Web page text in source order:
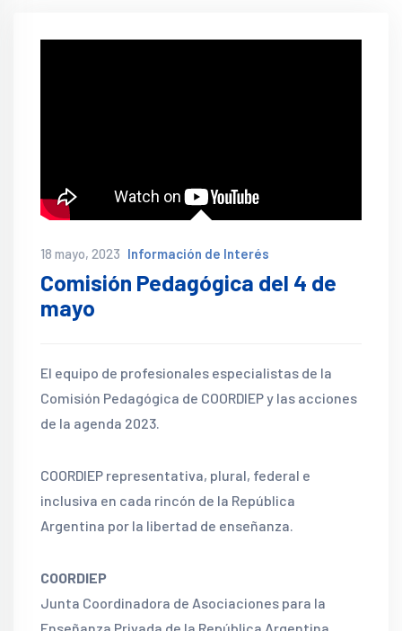
18 mayo, 2023 Información de Interés
Comisión Pedagógica del 4 de
mayo
El equipo de profesionales especialistas de la
Comisión Pedagógica de COORDIEP y las acciones
de la agenda 2023.
COORDIEP representativa, plural, federal e
inclusiva en cada rincón de la República
Argentina por la libertad de enseñanza.
COORDIEP
Junta Coordinadora de Asociaciones para la